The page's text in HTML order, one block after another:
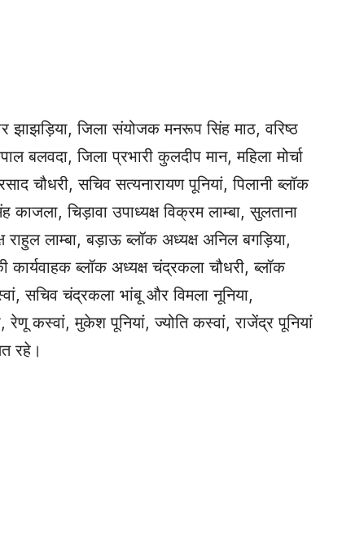
झाझड़िया, जिला संयोजक मनरूप सिंह माठ, वरिष्ठ
बलवदा, जिला प्रभारी कुलदीप मान, महिला मोर्चा
चौधरी, सचिव सत्यनारायण पूनियां, पिलानी ब्लॉक
काजला, चिड़ावा उपाध्यक्ष विक्रम लाम्बा, सुलताना
लाम्बा, बड़ाऊ ब्लॉक अध्यक्ष अनिल बगड़िया,
कार्यवाहक ब्लॉक अध्यक्ष चंद्रकला चौधरी, ब्लॉक
सचिव चंद्रकला भांबू और विमला नूनिया,
रेणू कस्वां, मुकेश पूनियां, ज्योति कस्वां, राजेंद्र पूनियां
रहे।